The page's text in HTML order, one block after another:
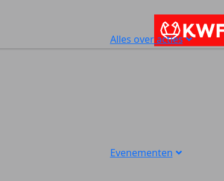
Alles over acties
Evenementen